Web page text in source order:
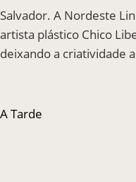
Outros Feitos
Reconhecimento
Galeria de Fotos
Salvador. A Nordeste
artista plástico Chico
deixando a criatividade
A Tarde